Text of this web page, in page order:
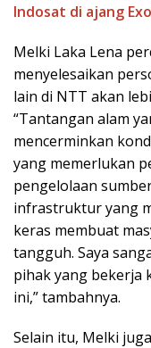
Indosat di ajang
Melki Laka Lena
menyelesaikan
lain di NTT akan
“Tantangan alam
mencerminkan
yang memerlukan
pengelolaan
infrastruktur yang
keras membuat
tangguh. Saya
pihak yang bekerja
ini,” tambahnya.
Selain itu, Melki